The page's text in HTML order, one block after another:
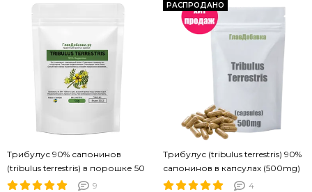
Трибулус 90% сапонинов
(tribulus terrestris) в порошке 50
грамм
9
РАСПРОДАНО
Трибулус (tribulus terrestris) 90%
сапонинов в капсулах (500mg)
100 капсул
4